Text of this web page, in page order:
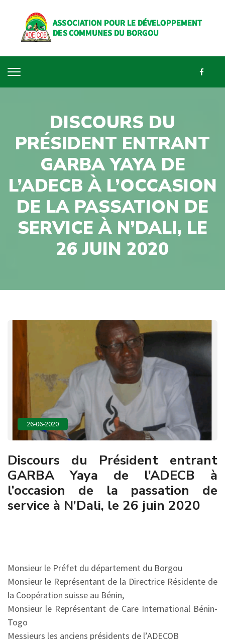
DISCOURS DU
PRÉSIDENT ENTRANT
GARBA YAYA DE
L’ADECB À L’OCCASION
DE LA PASSATION DE
SERVICE À N’DALI, LE
26 JUIN 2020
26-06-2020
Discours du Président entrant
GARBA Yaya de l’ADECB à
l’occasion de la passation de
service à N’Dali, le 26 juin 2020
Monsieur le Préfet du département du Borgou
Monsieur le Représentant de la Directrice Résidente de
la Coopération suisse au Bénin,
Monsieur le Représentant de Care International Bénin-
Togo
Messieurs les anciens présidents de l’ADECOB